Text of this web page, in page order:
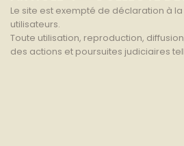
Le site est exempté de déclaration à
utilisateurs.
Toute utilisation, reproduction,
des actions et poursuites judiciaires